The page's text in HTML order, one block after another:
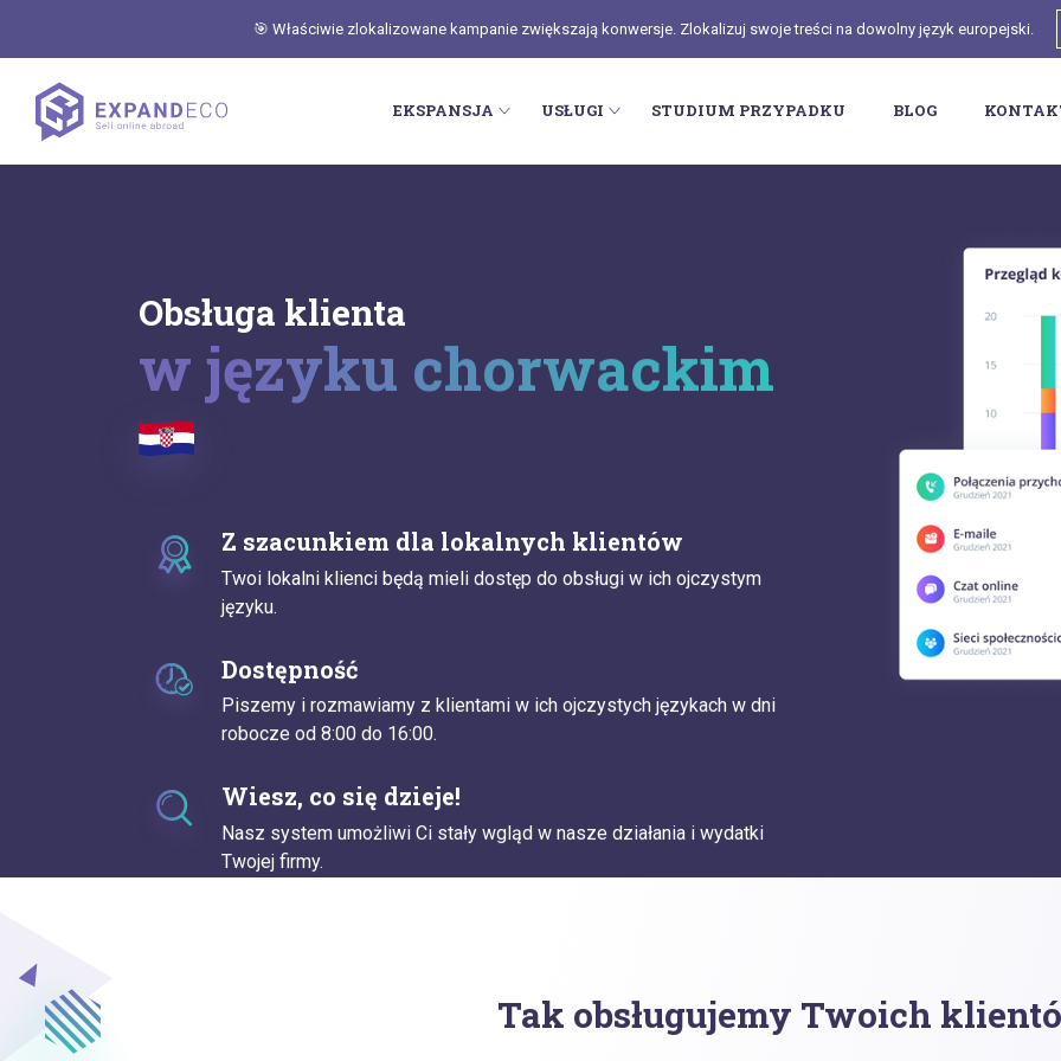
🎯 Właściwie zlokalizowane kampanie zwiększają konwersje. Zlokalizuj swoje treści na dowolny język europejski.
EKSPANSJA USŁUGI STUDIUM PRZYPADKU BLOG
Obsługa klienta
w języku chorwackim
Z szacunkiem dla lokalnych klientów
Twoi lokalni klienci będą mieli dostęp do obsługi w ich ojczystym
języku.
Dostępność
Piszemy i rozmawiamy z klientami w ich ojczystych językach w dni
robocze od 8:00 do 16:00.
Wiesz, co się dzieje!
Nasz system umożliwi Ci stały wgląd w nasze działania i wydatki
Twojej firmy.
Tak obsługujemy Twoich